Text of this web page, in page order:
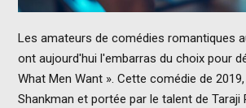
Les amateurs de comédies romantiques
ont aujourd'hui l'embarras du choix pour
What Men Want ». Cette comédie de
Shankman et portée par le talent de Taraji